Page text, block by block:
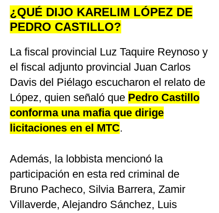
¿QUÉ DIJO KARELIM LÓPEZ DE
PEDRO CASTILLO?
La fiscal provincial Luz Taquire Reynoso y
el fiscal adjunto provincial Juan Carlos
Davis del Piélago escucharon el relato de
López, quien señaló que Pedro Castillo
conforma una mafia que dirige
licitaciones en el MTC.
Además, la lobbista mencionó la
participación en esta red criminal de
Bruno Pacheco, Silvia Barrera, Zamir
Villaverde, Alejandro Sánchez, Luis